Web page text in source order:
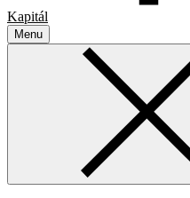
Kapitál
Menu